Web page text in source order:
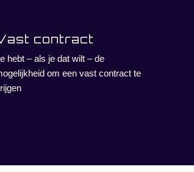
contract
hebt – als je dat wilt – de
om een vast contract te